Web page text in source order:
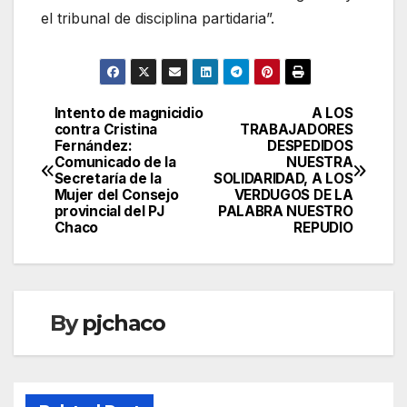
el tribunal de disciplina partidaria”.
Navegación
de
entradas
A LOS
TRABAJADORES
DESPEDIDOS
NUESTRA
SOLIDARIDAD, A LOS
VERDUGOS DE LA
PALABRA NUESTRO
REPUDIO
Intento de magnicidio
contra Cristina
Fernández:
Comunicado de la
Secretaría de la
Mujer del Consejo
provincial del PJ
Chaco
Bypjchaco